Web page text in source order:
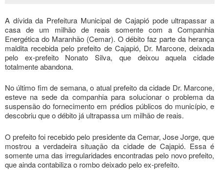
A dívida da Prefeitura Municipal de Cajapió pode ultrapassar a
casa de um milhão de reais somente com a Companhia
Energética do Maranhão (Cemar). O débito faz parte da herança
maldita recebida pelo prefeito de Cajapió, Dr. Marcone, deixada
pelo ex-prefeito Nonato Silva, que deixou aquela cidade
totalmente abandona.
No último fim de semana, o atual prefeito da cidade Dr. Marcone,
esteve na sede da companhia para solucionar o problema da
suspensão do fornecimento em prédios públicos do município, e
descobriu que o débito já ultrapassa um milhão de reais.
O prefeito foi recebido pelo presidente da Cemar, Jose Jorge, que
mostrou a verdadeira situação da cidade de Cajapió. Essa é
somente uma das irregularidades encontradas pelo novo prefeito,
que ainda contabiliza o rombo deixado pelo ex-prefeito.